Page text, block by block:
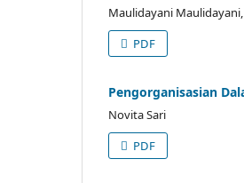
Maulidayani
PDF
Pengorganisasian
Novita Sari
PDF